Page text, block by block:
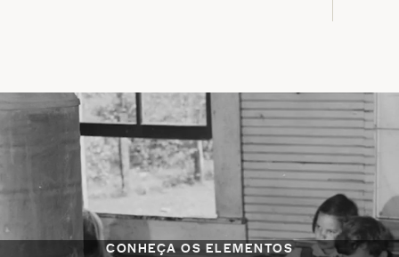
CONHEÇA OS ELEMENTOS